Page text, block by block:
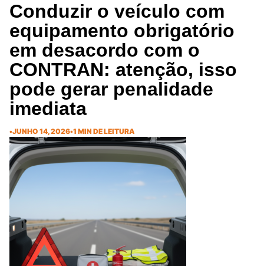
Conduzir o veículo com
equipamento obrigatório
em desacordo com o
CONTRAN: atenção, isso
pode gerar penalidade
imediata
•JUNHO 14, 2026•1 MIN DE LEITURA